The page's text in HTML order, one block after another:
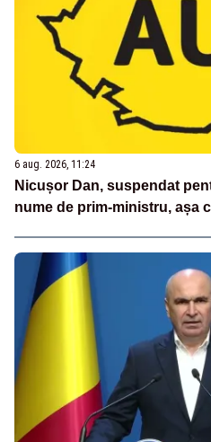
6 aug. 2026, 11:24
Nicușor Dan, suspendat
nume de prim-ministru, așa